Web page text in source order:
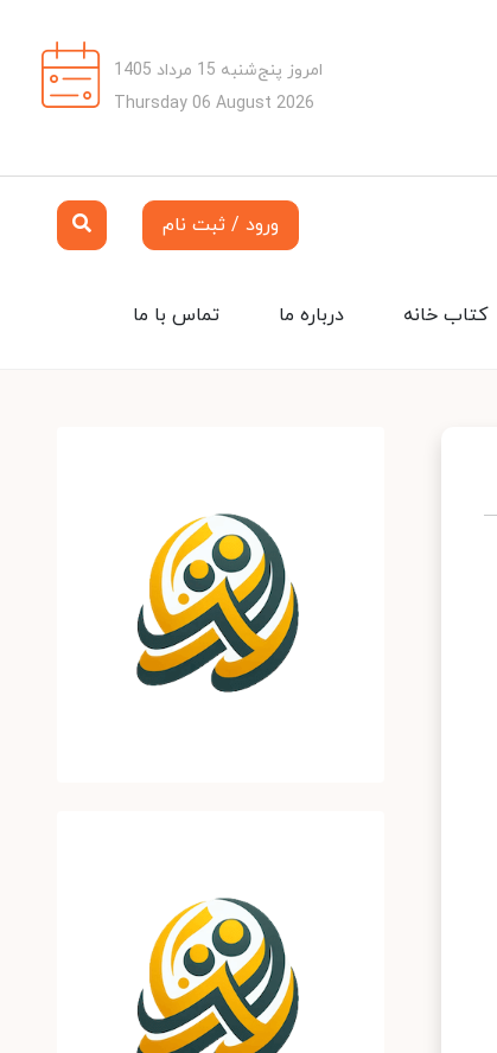
امروز پنج‌شنبه 15 مرداد 1405
Thursday 06 August 2026
ورود / ثبت نام
تماس با ما درباره ما کتاب خانه